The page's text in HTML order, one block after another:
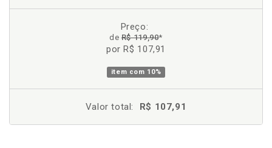
Preço:
deR$ 119,90*
por R$ 107,91
item com 10%
Valor total: R$ 107,91